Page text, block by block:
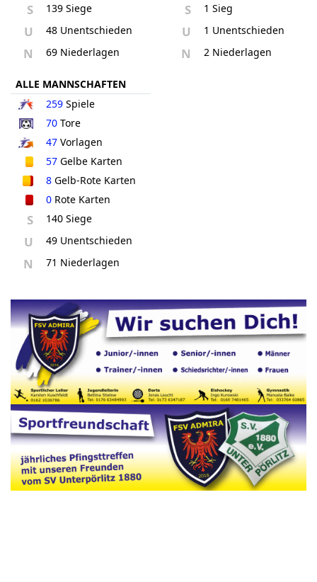
S 139 Siege
U 48 Unentschieden
N 69 Niederlagen
S 1 Sieg
U 1 Unentschieden
N 2 Niederlagen
ALLE MANNSCHAFTEN
259 Spiele
70 Tore
47 Vorlagen
57 Gelbe Karten
8 Gelb-Rote Karten
0 Rote Karten
S 140 Siege
U 49 Unentschieden
N 71 Niederlagen